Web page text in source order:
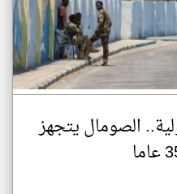
الصومال يتجهز